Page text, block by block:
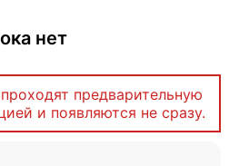
нет
предварительную
и появляются не сразу.